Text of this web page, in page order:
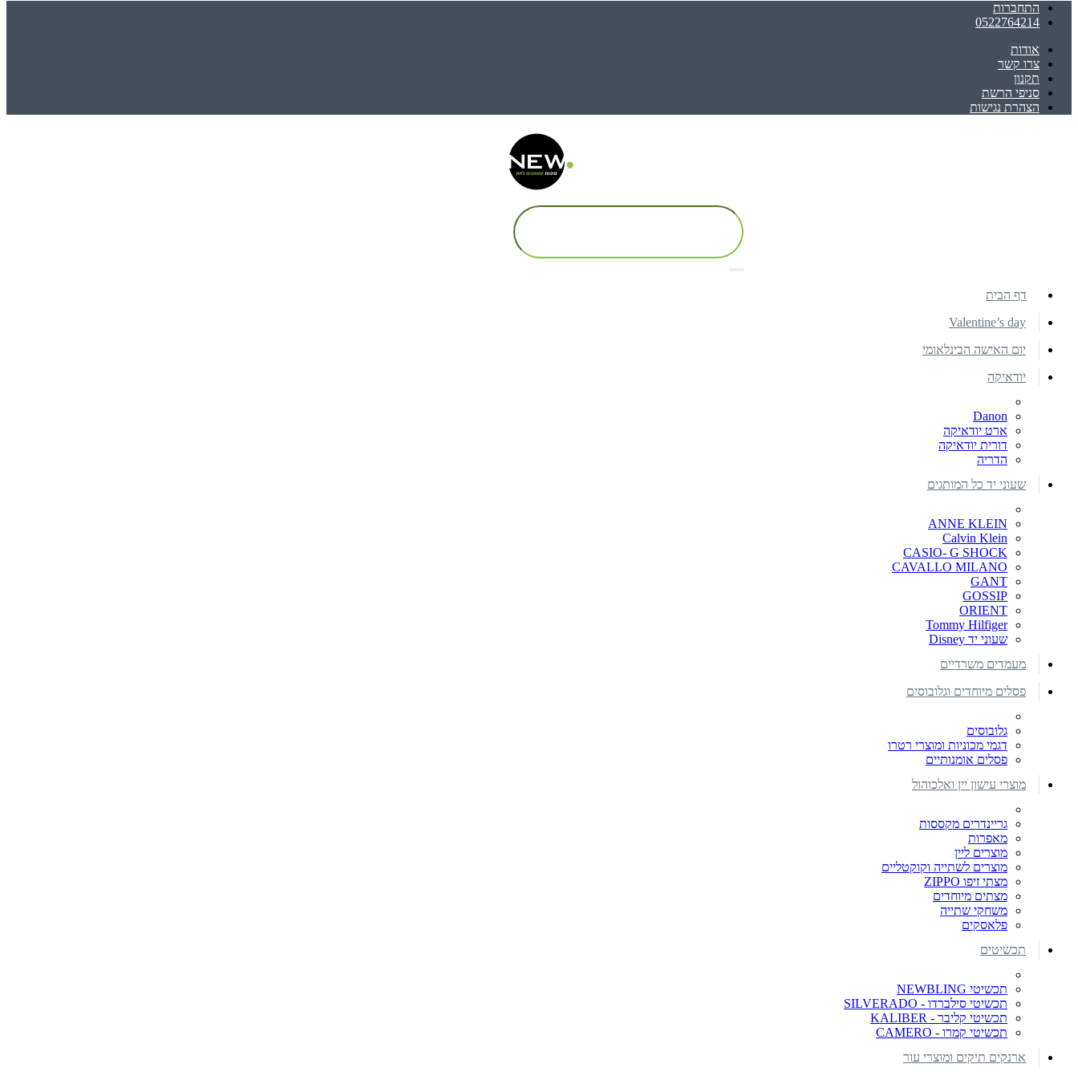
התחברות
0522764214
אודות
צרו קשר
תקנון
סניפי הרשת
הצהרת נגישות
דף הבית
Valentine’s day
יום האישה הבינלאומי
יודאיקה
Danon
ארט יודאיקה
דורית יודאיקה
הדריה
שעוני יד כל המותגים
ANNE KLEIN
Calvin Klein
CASIO- G SHOCK
CAVALLO MILANO
GANT
GOSSIP
ORIENT
Tommy Hilfiger
שעוני יד Disney
מעמדים משרדיים
פסלים מיוחדים וגלובוסים
גלובוסים
דגמי מכוניות ומוצרי רטרו
פסלים אומנותיים
מוצרי עישון יין ואלכוהול
גריינדרים מקססות
מאפרות
מוצרים ליין
מוצרים לשתייה וקוקטליים
מצתי זיפו ZIPPO
מצתים מיוחדים
משחקי שתייה
פלאסקים
תכשיטים
תכשיטי NEWBLING
תכשיטי סילברדו - SILVERADO
תכשיטי קליבר - KALIBER
תכשיטי קמרו - CAMERO
ארנקים תיקים ומוצרי עור